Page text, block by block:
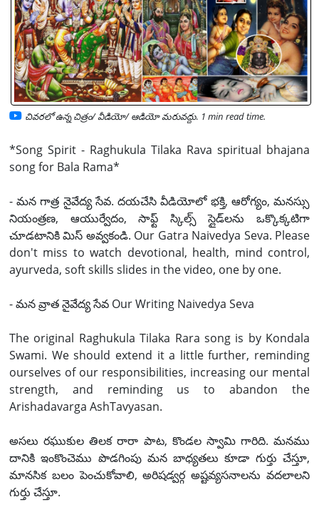
చివరలో ఉన్న చిత్రం/ వీడియో/ ఆడియో మరువద్దు. 1 min read time.
*Song Spirit - Raghukula Tilaka Rava spiritual bhajana
song for Bala Rama*
- మన గాత్ర నైవేద్య సేవ. దయచేసి వీడియోలో భక్తి, ఆరోగ్యం, మనస్సు
నియంత్రణ, ఆయుర్వేదం, సాఫ్ట్ స్కిల్స్ స్లైడ్‌లను ఒక్కొక్కటిగా
చూడటానికి మిస్ అవ్వకండి. Our Gatra Naivedya Seva. Please
don't miss to watch devotional, health, mind control,
ayurveda, soft skills slides in the video, one by one.
- మన వ్రాత నైవేద్య సేవ Our Writing Naivedya Seva
The original Raghukula Tilaka Rara song is by Kondala
Swami. We should extend it a little further, reminding
ourselves of our responsibilities, increasing our mental
strength, and reminding us to abandon the
Arishadavarga AshTavyasan.
అసలు రఘుకుల తిలక రారా పాట, కొండల స్వామి గారిది. మనము
దానికి ఇంకొంచెము పొడగింపు మన బాధ్యతలు కూడా గుర్తు చేస్తూ,
మానసిక బలం పెంచుకోవాలి, అరిషడ్వర్గ అష్టవ్యసనాలను వదలాలని
గుర్తు చేస్తూ.